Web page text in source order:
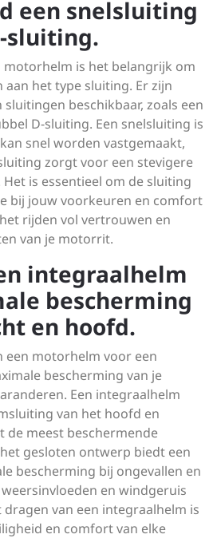
een snelsluiting
sluiting.
motorhelm is het belangrijk om
het type sluiting. Er zijn
beschikbaar, zoals een
D-sluiting. Een snelsluiting is
snel worden vastgemaakt,
zorgt voor een stevigere
is essentieel om de sluiting
bij jouw voorkeuren en comfort
rijden vol vertrouwen en
van je motorrit.
integraalhelm
bescherming
en hoofd.
een motorhelm voor een
bescherming van je
Een integraalhelm
van het hoofd en
de meest beschermende
gesloten ontwerp biedt een
bescherming bij ongevallen en
en windgeruis
van een integraalhelm is
en comfort van elke